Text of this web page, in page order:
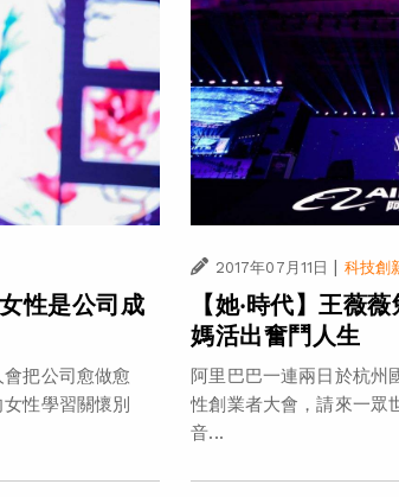
性是公司成
把公司愈做愈
性學習關懷別
2017年07月11日 | 科技創
【她‧時代】王薇
媽活出奮鬥人生
阿里巴巴一連兩日於杭州
性創業者大會，請來一眾
音...